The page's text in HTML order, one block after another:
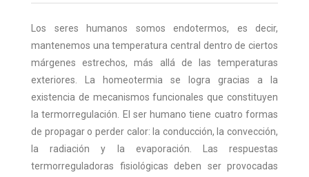
Los seres humanos somos endotermos, es decir,
mantenemos una temperatura central dentro de ciertos
márgenes estrechos, más allá de las temperaturas
exteriores. La homeotermia se logra gracias a la
existencia de mecanismos funcionales que constituyen
la termorregulación. El ser humano tiene cuatro formas
de propagar o perder calor: la conducción, la convección,
la radiación y la evaporación. Las respuestas
termorreguladoras fisiológicas deben ser provocadas